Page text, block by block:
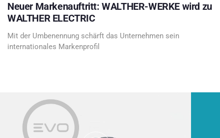
Neuer Markenauftritt: WALTHER-WERKE wird zu
WALTHER ELECTRIC
Mit der Umbenennung schärft das Unternehmen sein
internationales Markenprofil